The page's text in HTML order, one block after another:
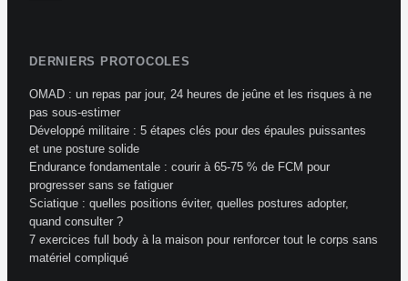
DERNIERS PROTOCOLES
OMAD : un repas par jour, 24 heures de jeûne et les risques à ne
pas sous-estimer
Développé militaire : 5 étapes clés pour des épaules puissantes
et une posture solide
Endurance fondamentale : courir à 65-75 % de FCM pour
progresser sans se fatiguer
Sciatique : quelles positions éviter, quelles postures adopter,
quand consulter ?
7 exercices full body à la maison pour renforcer tout le corps sans
matériel compliqué